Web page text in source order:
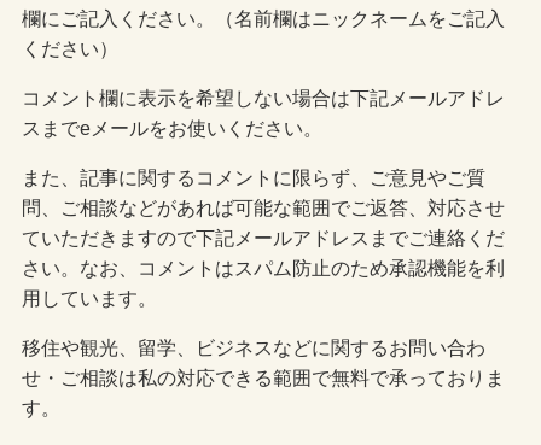
欄にご記入ください。（名前欄はニックネームをご記入
ください）
コメント欄に表示を希望しない場合は下記メールアドレ
スまでeメールをお使いください。
また、記事に関するコメントに限らず、ご意見やご質
問、ご相談などがあれば可能な範囲でご返答、対応させ
ていただきますので下記メールアドレスまでご連絡くだ
さい。なお、コメントはスパム防止のため承認機能を利
用しています。
移住や観光、留学、ビジネスなどに関するお問い合わ
せ・ご相談は私の対応できる範囲で無料で承っておりま
す。